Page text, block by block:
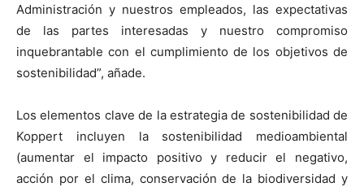
Administración y nuestros empleados, las expectativas
de las partes interesadas y nuestro compromiso
inquebrantable con el cumplimiento de los objetivos de
sostenibilidad”, añade.
Los elementos clave de la estrategia de sostenibilidad de
Koppert incluyen la sostenibilidad medioambiental
(aumentar el impacto positivo y reducir el negativo,
acción por el clima, conservación de la biodiversidad y